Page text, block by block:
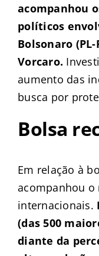
acompanhou
políticos
Bolsonaro
Vorcaro.
aumento das
busca por
Bolsa
Em relação à
acompanhou o
internacionais.
(das 500
diante da